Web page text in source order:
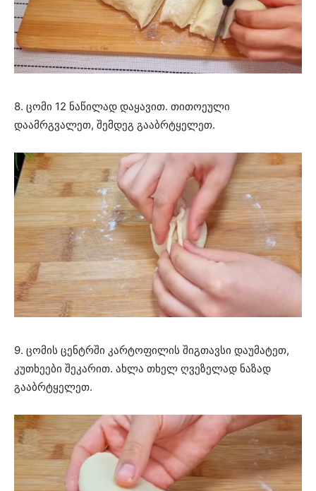
8. ცომი 12 ნაწილად დაყავით. თითოეული
დაამრგვალეთ, შემდეგ გააბრტყელეთ.
9. ცომის ცენტრში კარტოფილის შიგთავსი დაუმატეთ,
კუთხეები შეკარით. ახლა თხელ ღვეზელად ნაზად
გააბრტყელეთ.